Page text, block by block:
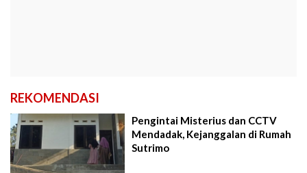
REKOMENDASI
Pengintai Misterius dan CCTV
Mendadak, Kejanggalan di Rumah
Sutrimo